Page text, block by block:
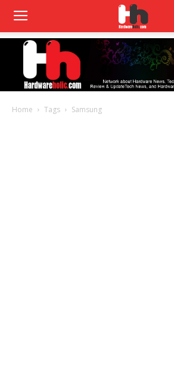
Home Tags Samsung